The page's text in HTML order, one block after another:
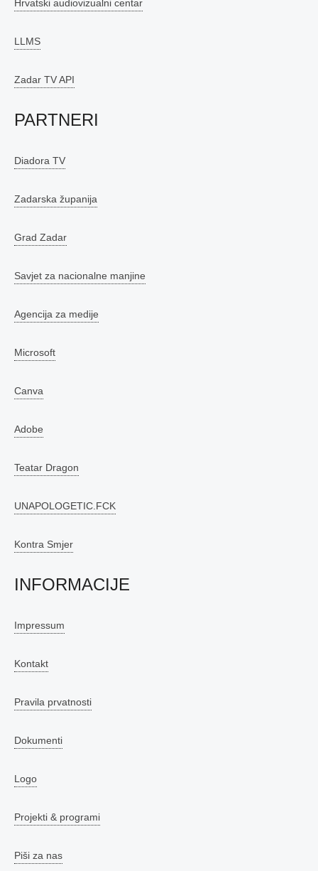
Hrvatski audiovizualni centar
LLMS
Zadar TV API
PARTNERI
Diadora TV
Zadarska županija
Grad Zadar
Savjet za nacionalne manjine
Agencija za medije
Microsoft
Canva
Adobe
Teatar Dragon
UNAPOLOGETIC.FCK
Kontra Smjer
INFORMACIJE
Impressum
Kontakt
Pravila prvatnosti
Dokumenti
Logo
Projekti & programi
Piši za nas